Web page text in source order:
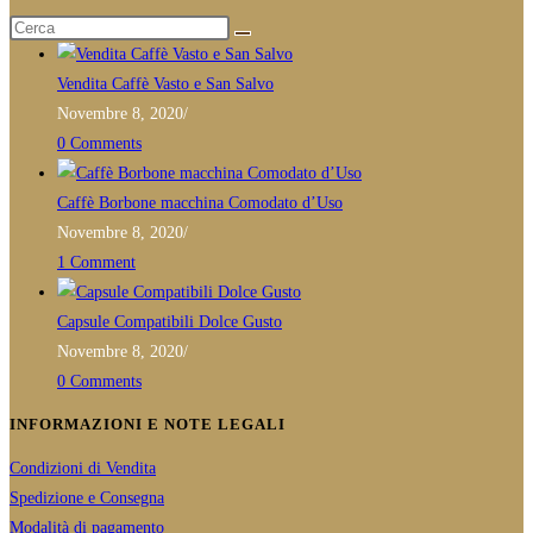
application
Vendita Caffè Vasto e San Salvo
Novembre 8, 2020/
0 Comments
Caffè Borbone macchina Comodato d’Uso
Novembre 8, 2020/
1 Comment
Capsule Compatibili Dolce Gusto
Novembre 8, 2020/
0 Comments
INFORMAZIONI E NOTE LEGALI
Condizioni di Vendita
Spedizione e Consegna
Modalità di pagamento